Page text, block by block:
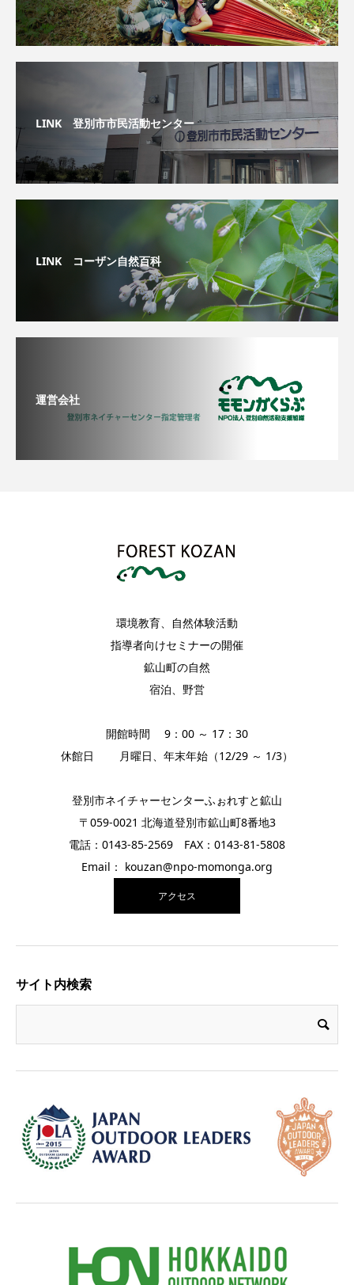
LINK 登別市市民活動センター
LINK コーザン自然百科
運営会社
環境教育、自然体験活動
指導者向けセミナーの開催
鉱山町の自然
宿泊、野営
開館時間 9：00 ～ 17：30
休館日 月曜日、年末年始（12/29 ～ 1/3）
登別市ネイチャーセンターふぉれすと鉱山
〒059-0021 北海道登別市鉱山町8番地3
電話：0143-85-2569 FAX：0143-81-5808
Email： kouzan@npo-momonga.org
アクセス
サイト内検索